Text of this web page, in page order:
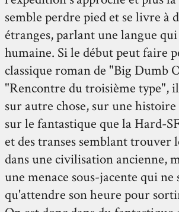
semble perdre pied et se livre à
étranges, parlant une langue qui
humaine. Si le début peut faire
classique roman de "Big Dumb
"Rencontre du troisième type",
sur autre chose, sur une
sur le fantastique que la Hard-
et des transes semblant trouver
dans une civilisation ancienne,
une menace sous-jacente qui ne
qu'attendre son heure pour